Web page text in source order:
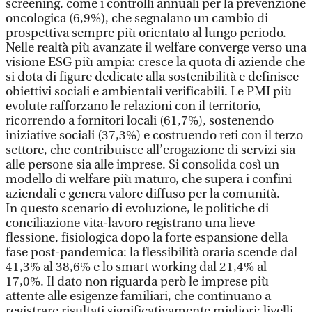
screening, come i controlli annuali per la prevenzione
oncologica (6,9%), che segnalano un cambio di
prospettiva sempre più orientato al lungo periodo.
Nelle realtà più avanzate il welfare converge verso una
visione ESG più ampia: cresce la quota di aziende che
si dota di figure dedicate alla sostenibilità e definisce
obiettivi sociali e ambientali verificabili. Le PMI più
evolute rafforzano le relazioni con il territorio,
ricorrendo a fornitori locali (61,7%), sostenendo
iniziative sociali (37,3%) e costruendo reti con il terzo
settore, che contribuisce all’erogazione di servizi sia
alle persone sia alle imprese. Si consolida così un
modello di welfare più maturo, che supera i confini
aziendali e genera valore diffuso per la comunità.
In questo scenario di evoluzione, le politiche di
conciliazione vita-lavoro registrano una lieve
flessione, fisiologica dopo la forte espansione della
fase post-pandemica: la flessibilità oraria scende dal
41,3% al 38,6% e lo smart working dal 21,4% al
17,0%. Il dato non riguarda però le imprese più
attente alle esigenze familiari, che continuano a